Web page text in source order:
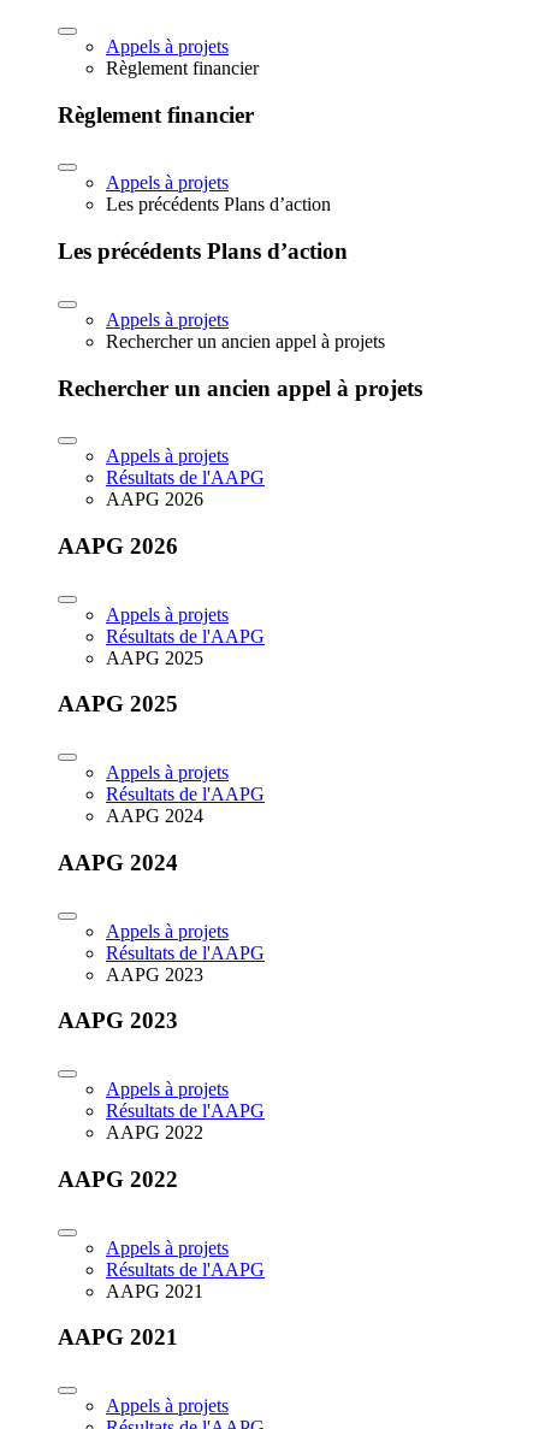
Appels à projets
Règlement financier
Règlement financier
Appels à projets
Les précédents Plans d’action
Les précédents Plans d’action
Appels à projets
Rechercher un ancien appel à projets
Rechercher un ancien appel à projets
Appels à projets
Résultats de l'AAPG
AAPG 2026
AAPG 2026
Appels à projets
Résultats de l'AAPG
AAPG 2025
AAPG 2025
Appels à projets
Résultats de l'AAPG
AAPG 2024
AAPG 2024
Appels à projets
Résultats de l'AAPG
AAPG 2023
AAPG 2023
Appels à projets
Résultats de l'AAPG
AAPG 2022
AAPG 2022
Appels à projets
Résultats de l'AAPG
AAPG 2021
AAPG 2021
Appels à projets